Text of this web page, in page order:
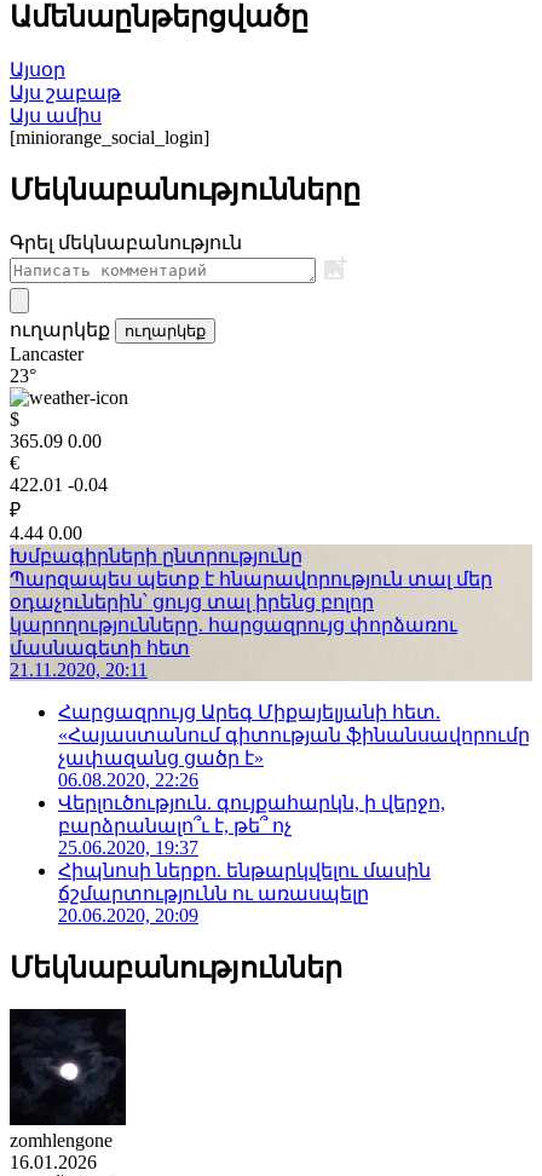
Ամենաընթերցվածը
Այսօր
Այս շաբաթ
Այս ամիս
[miniorange_social_login]
Մեկնաբանությունները
Գրել մեկնաբանություն
ուղարկեք ուղարկեք
Lancaster
23°
$
365.09 0.00
€
422.01 -0.04
₽
4.44 0.00
Խմբագիրների ընտրությունը
Պարզապես պետք է հնարավորություն տալ մեր
օդաչուներին՝ ցույց տալ իրենց բոլոր
կարողությունները. հարցազրույց փորձառու
մասնագետի հետ
21.11.2020, 20:11
Հարցազրույց Արեգ Միքայելյանի հետ.
«Հայաստանում գիտության ֆինանսավորումը
չափազանց ցածր է»
06.08.2020, 22:26
Վերլուծություն. գույքահարկն, ի վերջո,
բարձրանալո՞ւ է, թե՞ ոչ
25.06.2020, 19:37
Հիպնոսի ներքո. ենթարկվելու մասին
ճշմարտությունն ու առասպելը
20.06.2020, 20:09
Մեկնաբանություններ
zomhlengone
16.01.2026